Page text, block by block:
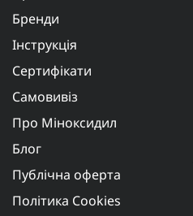
Бренди
Інструкція
Сертифікати
Самовивіз
Про Міноксидил
Блог
Публічна оферта
Політика Cookies